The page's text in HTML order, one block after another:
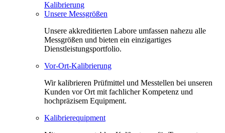
Kalibrierung
Unsere Messgrößen
Unsere akkreditierten Labore umfassen nahezu alle
Messgrößen und bieten ein einzigartiges
Dienstleistungsportfolio.
Vor-Ort-Kalibrierung
Wir kalibrieren Prüfmittel und Messtellen bei unseren
Kunden vor Ort mit fachlicher Kompetenz und
hochpräzisem Equipment.
Kalibrierequipment